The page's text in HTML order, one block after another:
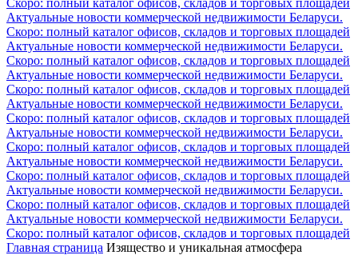
Актуальные новости коммерческой недвижимости Беларуси.
Скоро: полный каталог офисов, складов и торговых площадей
Актуальные новости коммерческой недвижимости Беларуси.
Скоро: полный каталог офисов, складов и торговых площадей
Актуальные новости коммерческой недвижимости Беларуси.
Скоро: полный каталог офисов, складов и торговых площадей
Актуальные новости коммерческой недвижимости Беларуси.
Скоро: полный каталог офисов, складов и торговых площадей
Актуальные новости коммерческой недвижимости Беларуси.
Скоро: полный каталог офисов, складов и торговых площадей
Актуальные новости коммерческой недвижимости Беларуси.
Скоро: полный каталог офисов, складов и торговых площадей
Актуальные новости коммерческой недвижимости Беларуси.
Скоро: полный каталог офисов, складов и торговых площадей
Актуальные новости коммерческой недвижимости Беларуси.
Скоро: полный каталог офисов, складов и торговых площадей
Главная страница Изящество и уникальная атмосфера